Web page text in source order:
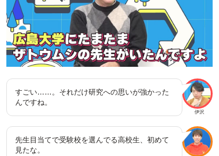
伊沢
すごい……。それだけ研究への思いが強かった
んですね。
先生目当てで受験校を選んでる高校生、初めて
見たな。